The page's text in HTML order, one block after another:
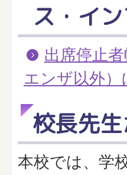
ス・イ
出席停止
エンザ以外）
校長先
本校では、学